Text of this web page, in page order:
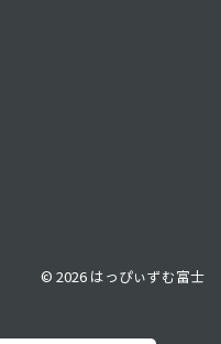
© 2026 はっぴぃずむ富士